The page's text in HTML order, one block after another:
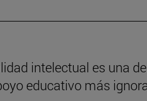
intelectual es una
educativo más